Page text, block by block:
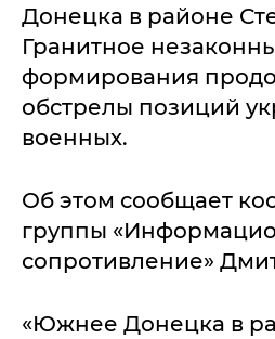
Донецка в районе
Гранитное
формирования
обстрелы позиций
военных.
Об этом сообщает
группы
сопротивление»
«Южнее Донецка в